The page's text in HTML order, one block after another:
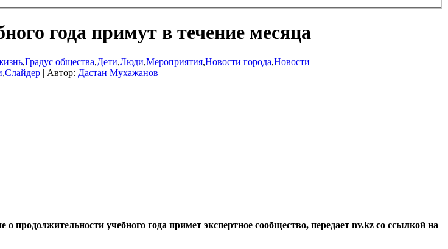
года примут в течение месяца
,Градус общества,Дети,Люди,Мероприятия,Новости города,Новости
,Слайдер Автор: Дастан Мухажанов
учебного года примет экспертное сообщество, передает nv.kz со ссылкой на